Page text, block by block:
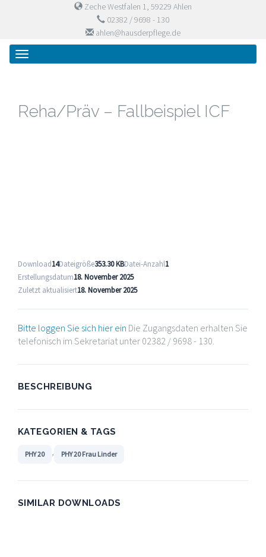
Zeche Westfalen 1, 59229 Ahlen
02382 / 9698 - 130
ahlen@hausderpflege.de
Primary
Menu
Skip
Haus der Pflege
Reha/Präv – Fallbeispiel ICF
Download14Dateigröße353.30 KBDatei-Anzahl1
Erstellungsdatum18. November 2025
Zuletzt aktualisiert18. November 2025
Bitte loggen Sie sich hier ein Die Zugangsdaten erhalten Sie
telefonisch im Sekretariat unter 02382 / 9698 - 130.
BESCHREIBUNG
KATEGORIEN & TAGS
PHY 20 , PHY 20 Frau Linder
SIMILAR DOWNLOADS